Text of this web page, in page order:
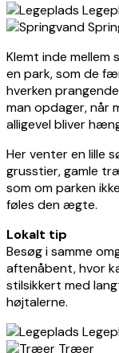
Klemt inde mellem
en park, som de
hverken
man opdager, når
alligevel bliver
Her venter en lille
grusstier, gamle
som om parken
føles den ægte.
Lokalt tip
Besøg i samme
aftenåbent, hvor
stilsikkert med
højtalerne.
Træer